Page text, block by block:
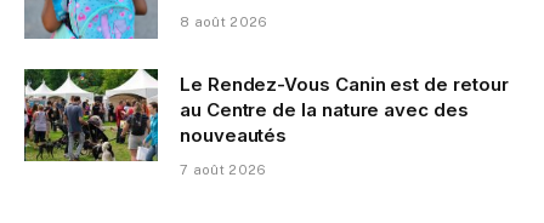
8 août 2026
Le Rendez-Vous Canin est de retour
au Centre de la nature avec des
nouveautés
7 août 2026